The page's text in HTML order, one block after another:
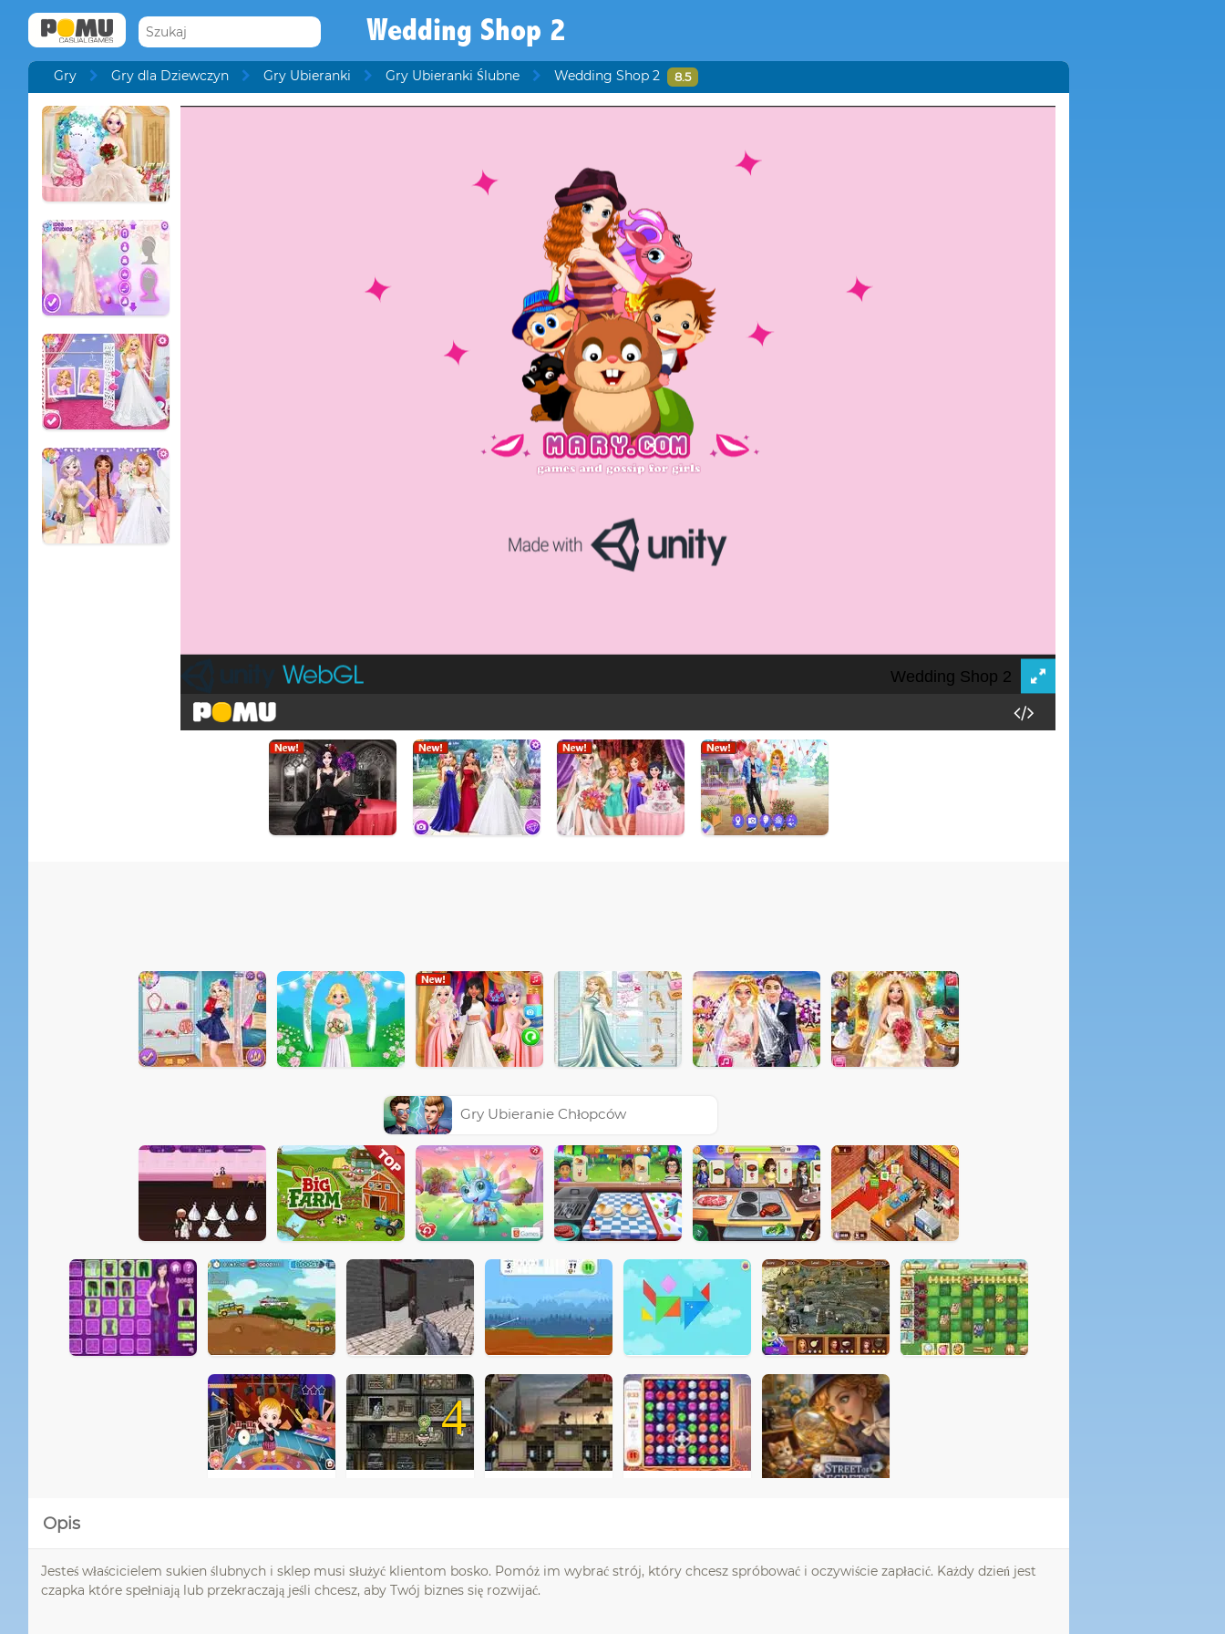
Wedding Shop 2
Gry Gry dla Dziewczyn Gry Ubieranki Gry Ubieranki Ślubne Wedding Shop 2 8.5
Gry Ubieranie Chłopców
4
Opis
Jesteś właścicielem sukien ślubnych i sklep musi służyć klientom bosko. Pomóż im wybrać strój, który chcesz spróbować i oczywiście zapłacić. Każdy dzień jest
czapka które spełniają lub przekraczają jeśli chcesz, aby Twój biznes się rozwijać.